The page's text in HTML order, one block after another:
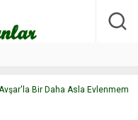
kaybetti
Bir Daha Asla Evlenmem